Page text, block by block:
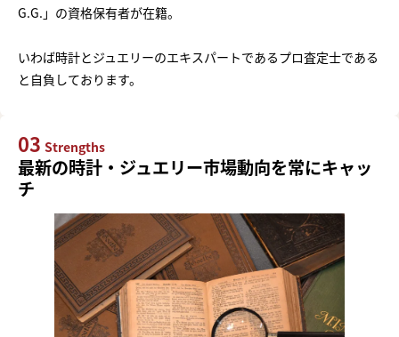
G.G.」の資格保有者が在籍。
いわば時計とジュエリーのエキスパートであるプロ査定士である
と自負しております。
03 Strengths
最新の時計・ジュエリー市場動向を常にキャッ
チ